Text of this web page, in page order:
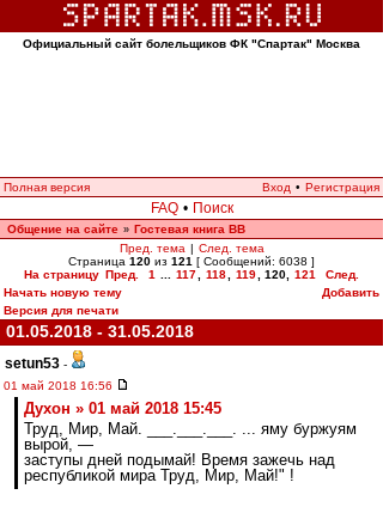
Официальный сайт болельщиков ФК "Спартак" Москва
Полная версия Вход • Регистрация
FAQ • Поиск
Общение на сайте » Гостевая книга ВВ
Пред. тема | След. тема
Страница 120 из 121 [ Сообщений: 6038 ]
На страницу Пред. 1 117 118 119 120 121
След.
Начать новую тему
Добавить
Версия для печати
01.05.2018 - 31.05.2018
setun53 -
01 май 2018 16:56
Духон » 01 май 2018 15:45
Труд, Мир, Май. ___.___.___. ... яму буржуям
вырой, —
заступы дней подымай! Время зажечь над
республикой мира Труд, Мир, Май!" !